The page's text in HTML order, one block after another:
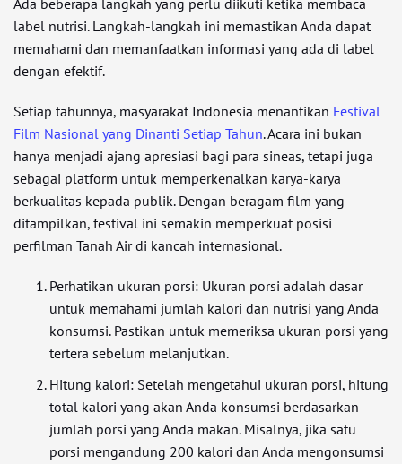
Ada beberapa langkah yang perlu diikuti ketika membaca
label nutrisi. Langkah-langkah ini memastikan Anda dapat
memahami dan memanfaatkan informasi yang ada di label
dengan efektif.
Setiap tahunnya, masyarakat Indonesia menantikan Festival
Film Nasional yang Dinanti Setiap Tahun. Acara ini bukan
hanya menjadi ajang apresiasi bagi para sineas, tetapi juga
sebagai platform untuk memperkenalkan karya-karya
berkualitas kepada publik. Dengan beragam film yang
ditampilkan, festival ini semakin memperkuat posisi
perfilman Tanah Air di kancah internasional.
Perhatikan ukuran porsi: Ukuran porsi adalah dasar
untuk memahami jumlah kalori dan nutrisi yang Anda
konsumsi. Pastikan untuk memeriksa ukuran porsi yang
tertera sebelum melanjutkan.
Hitung kalori: Setelah mengetahui ukuran porsi, hitung
total kalori yang akan Anda konsumsi berdasarkan
jumlah porsi yang Anda makan. Misalnya, jika satu
porsi mengandung 200 kalori dan Anda mengonsumsi